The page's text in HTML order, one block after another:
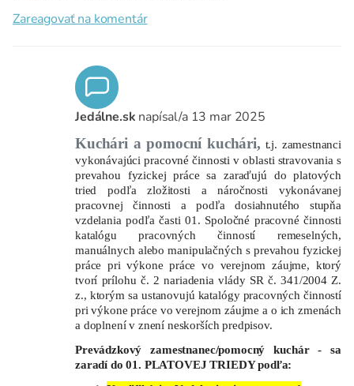
Zareagovať na komentár
Jedálne.sk napísal/a 13 mar 2025
Kuchári a pomocní kuchári, t.j. zamestnanci
vykonávajúci pracovné činnosti v oblasti stravovania s
prevahou fyzickej práce sa zaraďujú do platových
tried podľa zložitosti a náročnosti vykonávanej
pracovnej činnosti a podľa dosiahnutého stupňa
vzdelania podľa časti 01. Spoločné pracovné činnosti
katalógu pracovných činností remeselných,
manuálnych alebo manipulačných s prevahou fyzickej
práce pri výkone práce vo verejnom záujme, ktorý
tvorí prílohu č. 2 nariadenia vlády SR č. 341/2004 Z.
z., ktorým sa ustanovujú katalógy pracovných činností
pri výkone práce vo verejnom záujme a o ich zmenách
a doplnení v znení neskorších predpisov.
Prevádzkový zamestnanec/pomocný kuchár - sa
zaradí do 01. PLATOVEJ TRIEDY podľa: